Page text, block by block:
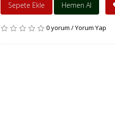
Sepete Ekle Hemen Al
0 yorum /Yorum Yap